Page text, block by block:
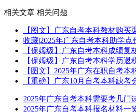
相关文章 相关问题
【图文】广东自考本科教材购买
收藏|2025年广东自考本科助学点
【保姆级】广东自考本科成绩复
【保姆级】广东自考本科学历退
【图文】2025年广东在职自考
【重磅】广东10月自考本科缺
2025年广东自考本科需要考几门
2025年广东自考本科报名材料一